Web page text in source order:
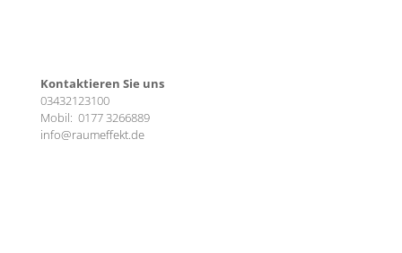
Kontaktieren Sie uns
03432123100
Mobil: 0177 3266889
info@raumeffekt.de